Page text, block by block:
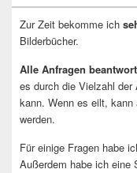
Zur Zeit bekomme ich
Bilderbücher.
Alle Anfragen
es durch die Vielzahl
kann. Wenn es eilt, kann
werden.
Für einige Fragen habe
Außerdem habe ich